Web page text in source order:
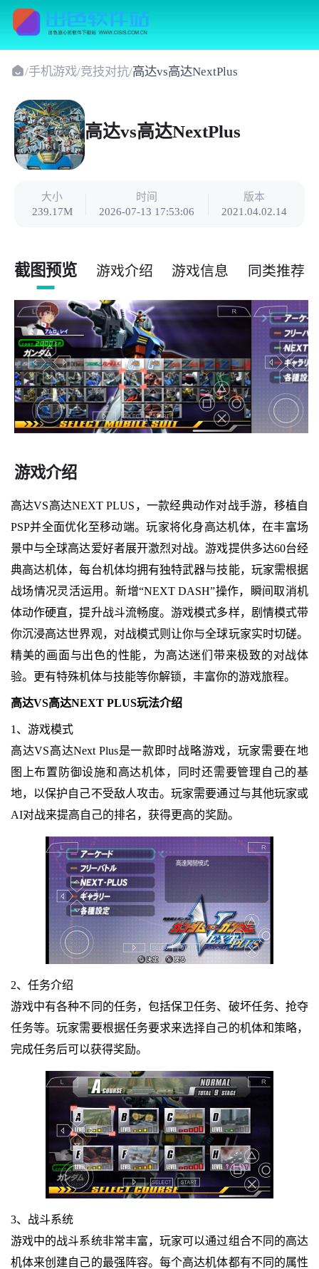
/手机游戏/竞技对抗/高达vs高达NextPlus
高达vs高达NextPlus
大小
239.17M
时间
2026-07-13 17:53:06
版本
2021.04.02.14
截图预览 游戏介绍 游戏信息 同类推荐
游戏介绍
高达VS高达NEXT PLUS，一款经典动作对战手游，移植自
PSP并全面优化至移动端。玩家将化身高达机体，在丰富场
景中与全球高达爱好者展开激烈对战。游戏提供多达60台经
典高达机体，每台机体均拥有独特武器与技能，玩家需根据
战场情况灵活运用。新增“NEXT DASH”操作，瞬间取消机
体动作硬直，提升战斗流畅度。游戏模式多样，剧情模式带
你沉浸高达世界观，对战模式则让你与全球玩家实时切磋。
精美的画面与出色的性能，为高达迷们带来极致的对战体
验。更有特殊机体与技能等你解锁，丰富你的游戏旅程。
高达VS高达NEXT PLUS玩法介绍
1、游戏模式
高达VS高达Next Plus是一款即时战略游戏，玩家需要在地
图上布置防御设施和高达机体，同时还需要管理自己的基
地，以保护自己不受敌人攻击。玩家需要通过与其他玩家或
AI对战来提高自己的排名，获得更高的奖励。
2、任务介绍
游戏中有各种不同的任务，包括保卫任务、破坏任务、抢夺
任务等。玩家需要根据任务要求来选择自己的机体和策略，
完成任务后可以获得奖励。
3、战斗系统
游戏中的战斗系统非常丰富，玩家可以通过组合不同的高达
机体来创建自己的最强阵容。每个高达机体都有不同的属性